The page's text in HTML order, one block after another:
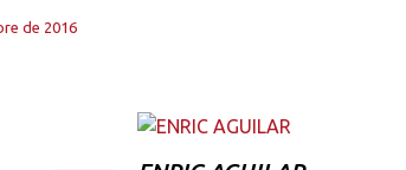
de 2016